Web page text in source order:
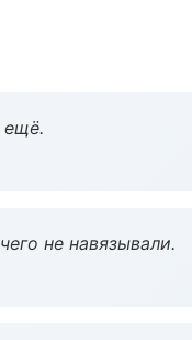
ещё.
не навязывали.